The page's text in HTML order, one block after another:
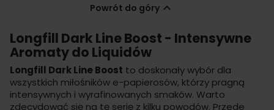
Powrót do góry
Longfill Dark Line Boost - Intensywne
Aromaty do Liquidów
Longfill Dark Line Boost to doskonały wybór dla
wszystkich miłośników e-papierosów, którzy pragną
intensywnych i wyrafinowanych smaków. Warto
zdecydować się na tę serię z kilku powodów. Przede